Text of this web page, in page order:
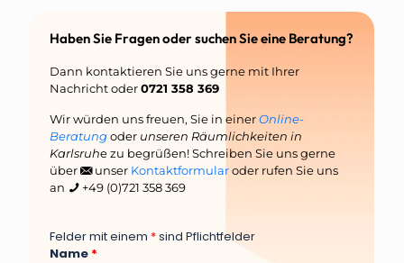
Haben Sie Fragen oder suchen Sie eine Beratung?
Dann kontaktieren Sie uns gerne mit Ihrer
Nachricht oder0721 358 369
Wir würden uns freuen, Sie in einerOnline-
Beratungoder unseren Räumlichkeiten in
Karlsruhe zu begrüßen! Schreiben Sie uns gerne
über
unser Kontaktformularoder rufen Sie uns
an
+49 (0)721 358 369
Felder mit einem *sind Pflichtfelder
Name *